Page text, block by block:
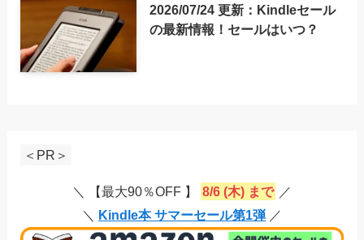
2026/07/24 更新：Kindleセール
の最新情報！セールはいつ？
＜PR＞
＼ 【最大90％OFF 】 8/6 (木) まで ／
＼
Kindle本 サマーセール第1弾／